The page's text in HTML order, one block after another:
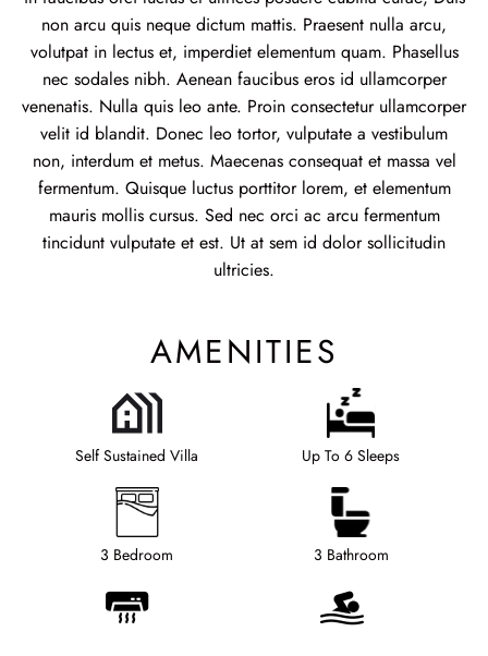
non arcu quis neque dictum mattis. Praesent nulla arcu,
volutpat in lectus et, imperdiet elementum quam. Phasellus
nec sodales nibh. Aenean faucibus eros id ullamcorper
venenatis. Nulla quis leo ante. Proin consectetur ullamcorper
velit id blandit. Donec leo tortor, vulputate a vestibulum
non, interdum et metus. Maecenas consequat et massa vel
fermentum. Quisque luctus porttitor lorem, et elementum
mauris mollis cursus. Sed nec orci ac arcu fermentum
tincidunt vulputate et est. Ut at sem id dolor sollicitudin
ultricies.
AMENITIES
Self Sustained Villa Up To 6 Sleeps
3 Bedroom 3 Bathroom